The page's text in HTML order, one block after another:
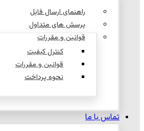
راهنمای ارسال فایل
پرسش های متداول
قوانین و مقررات
کنترل کیفیت
قوانین و مقررات
نحوه پرداخت
تماس با ما